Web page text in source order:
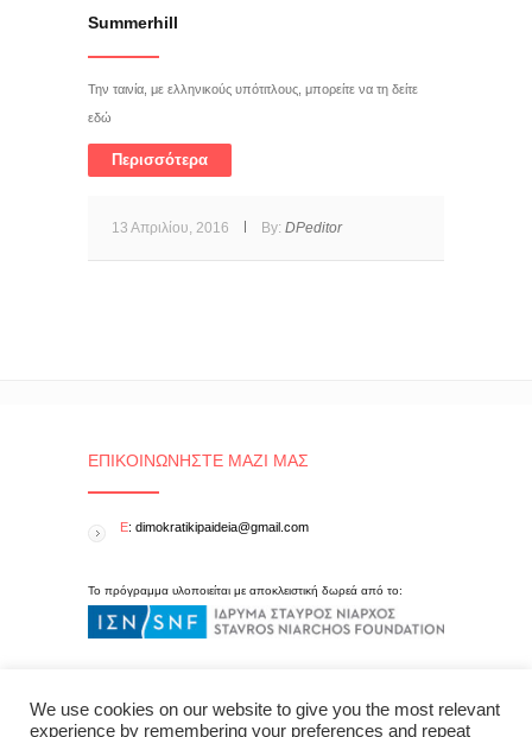
Summerhill
Την ταινία, με ελληνικούς υπότιτλους, μπορείτε να τη δείτε
εδώ
Περισσότερα
13 Απριλίου, 2016 By: DPeditor
ΕΠΙΚΟΙΝΩΝΉΣΤΕ ΜΑΖΊ ΜΑΣ
E: dimokratikipaideia@gmail.com
Το πρόγραμμα υλοποιείται με αποκλειστική δωρεά από το:
We use cookies on our website to give you the most relevant
experience by remembering your preferences and repeat